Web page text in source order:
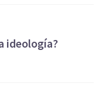
ideología?